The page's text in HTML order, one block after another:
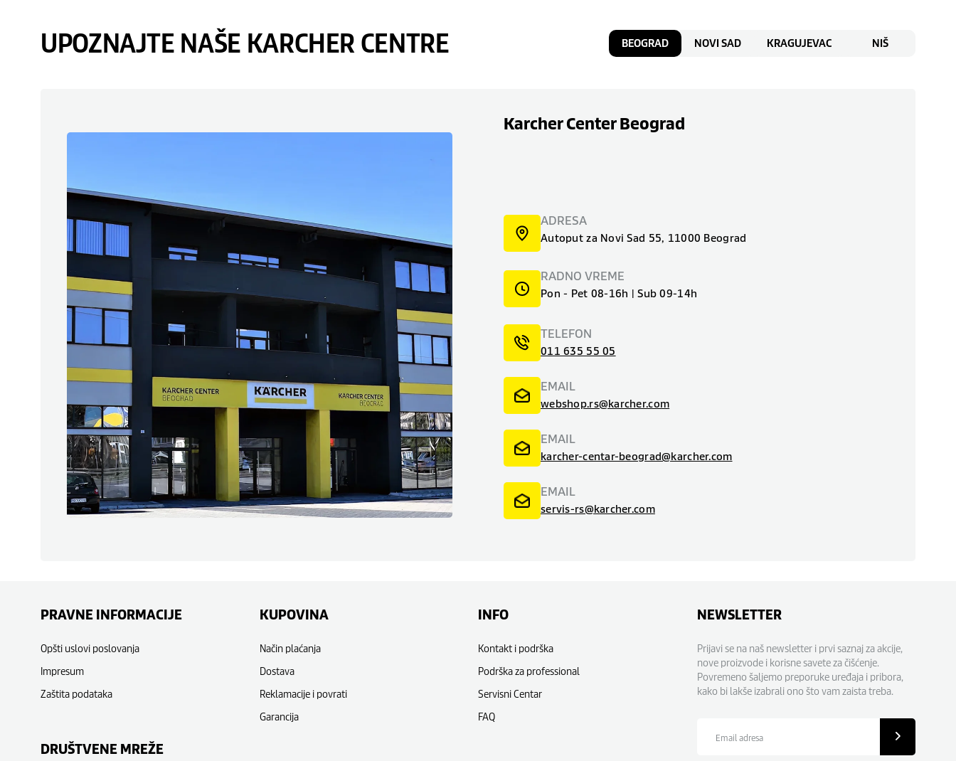
UPOZNAJTE NAŠE KARCHER CENTRE BEOGRAD NOVI SAD KRAGUJEVAC NIŠ
Karcher Center Beograd
ADRESA
Autoput za Novi Sad 55, 11000 Beograd
RADNO VREME
Pon - Pet 08-16h | Sub 09-14h
TELEFON
011 635 55 05
EMAIL
webshop.rs@karcher.com
EMAIL
karcher-centar-beograd@karcher.com
EMAIL
servis-rs@karcher.com
PRAVNE INFORMACIJE
Opšti uslovi poslovanja
Impresum
Zaštita podataka
DRUŠTVENE MREŽE
KUPOVINA
Način plaćanja
Dostava
Reklamacije i povrati
Garancija
INFO
Kontakt i podrška
Podrška za professional
Servisni Centar
FAQ
NEWSLETTER
Prijavi se na naš newsletter i prvi saznaj za akcije,
nove proizvode i korisne savete za čišćenje.
Povremeno šaljemo preporuke uređaja i pribora,
kako bi lakše izabrali ono što vam zaista treba.
adresa